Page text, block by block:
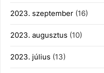
2023. szeptember (16)
2023. augusztus (10)
2023. július (13)